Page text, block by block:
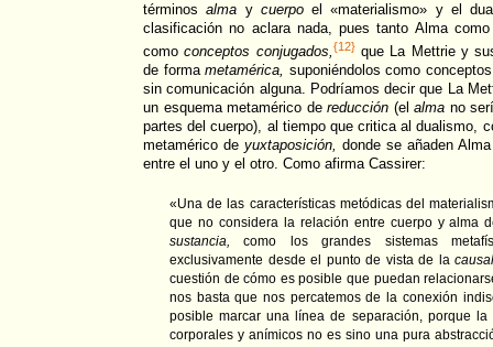
términosalma y cuerpoel «materialismo» y el
clasificación no aclara nada, pues tanto Alma
comoconceptos conjugados,{12}que La Mettrie y
de formametamérica, suponiéndolos como
sin comunicación alguna. Podríamos decir que La
un esquema metamérico dereducción (elalma no
partes del cuerpo), al tiempo que critica al dualismo,
metamérico de yuxtaposición, donde se añaden
entre el uno y el otro. Como afirma Cassirer:
«Una de las características metódicas del
que no considera la relación entre cuerpo y alma
sustancia, como los grandes sistemas
exclusivamente desde el punto de vista de la
cuestión de cómo es posible que puedan
nos basta que nos percatemos de la conexión
posible marcar una línea de separación, porque la
corporales y anímicos no es sino una pura